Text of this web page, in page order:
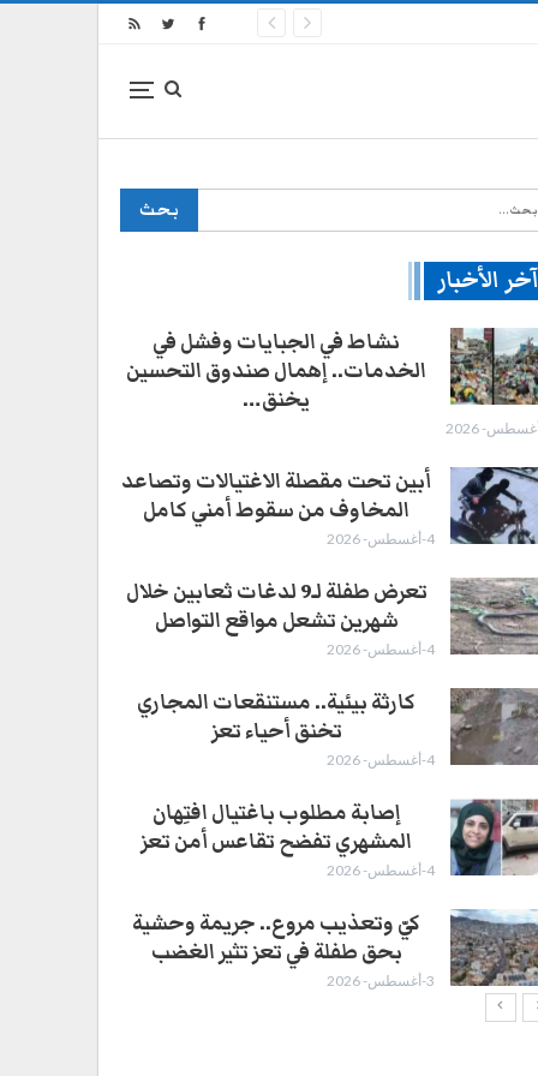
آخر الأخبار
نشاط في الجبايات وفشل في
الخدمات.. إهمال صندوق التحسين
يخنق…
أبين تحت مقصلة الاغتيالات وتصاعد
المخاوف من سقوط أمني كامل
4-أغسطس- 2026
تعرض طفلة لـ9 لدغات ثعابين خلال
شهرين تشعل مواقع التواصل
4-أغسطس- 2026
كارثة بيئية.. مستنقعات المجاري
تخنق أحياء تعز
4-أغسطس- 2026
إصابة مطلوب باغتيال افتِهان
المشهري تفضح تقاعس أمن تعز
4-أغسطس- 2026
كيّ وتعذيب مروع.. جريمة وحشية
بحق طفلة في تعز تثير الغضب
3-أغسطس- 2026